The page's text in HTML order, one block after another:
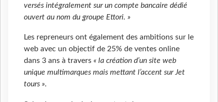
versés intégralement sur un compte bancaire dédié
ouvert au nom du groupe Ettori. »
Les repreneurs ont également des ambitions sur le
web avec un objectif de 25% de ventes online
dans 3 ans à travers « la création d’un site web
unique multimarques mais mettant l’accent sur Jet
tours ».